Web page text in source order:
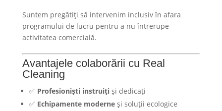
Suntem pregătiți să intervenim inclusiv în afara
programului de lucru pentru a nu întrerupe
activitatea comercială.
Avantajele colaborării cu Real
Cleaning
✅ Profesioniști instruițiși dedicați
✅ Echipamente moderneși soluții ecologice